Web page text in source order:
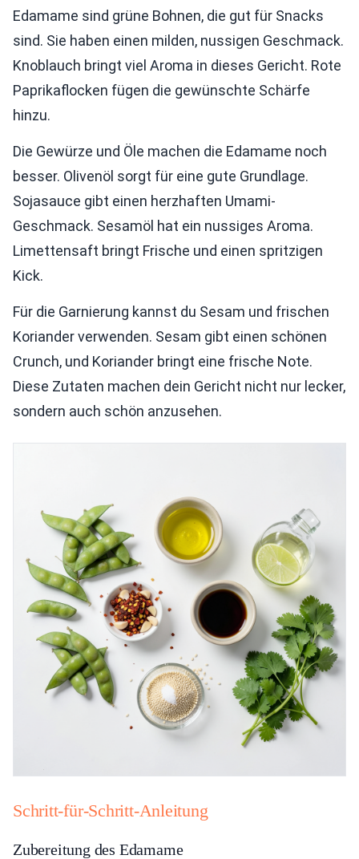
Edamame sind grüne Bohnen, die gut für Snacks
sind. Sie haben einen milden, nussigen Geschmack.
Knoblauch bringt viel Aroma in dieses Gericht. Rote
Paprikaflocken fügen die gewünschte Schärfe
hinzu.
Die Gewürze und Öle machen die Edamame noch
besser. Olivenöl sorgt für eine gute Grundlage.
Sojasauce gibt einen herzhaften Umami-
Geschmack. Sesamöl hat ein nussiges Aroma.
Limettensaft bringt Frische und einen spritzigen
Kick.
Für die Garnierung kannst du Sesam und frischen
Koriander verwenden. Sesam gibt einen schönen
Crunch, und Koriander bringt eine frische Note.
Diese Zutaten machen dein Gericht nicht nur lecker,
sondern auch schön anzusehen.
Schritt-für-Schritt-Anleitung
Zubereitung des Edamame